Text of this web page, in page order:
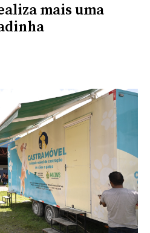
mais uma